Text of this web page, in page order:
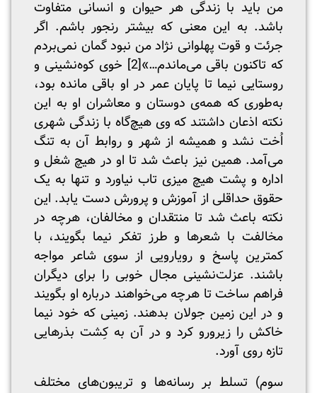
من باید با زندگی هر حیوان و انسانی متفاوت
باشد. به این معنی که بیشتر رنجور باشم. اگر
جرئت و قوت پهلوانی نژاد من نبود گمان نمی‌بردم
که تاکنون باقی می‌ماندم…»[2]
خوی کوه‌نشینی و
روستایی نیما تا پایان عمر در او باقی مانده بود،
به‌طوری که همه‌ی دوستان و معاشران او به این
نکته اذعان داشتند که وی هیچ‌گاه با زندگی شهری
اُخت نشد و همیشه از شهر و روابط آن به تنگ
می‌آمد. همین نیز باعث شد تا او در هیچ شغل و
اداره‌ و پشت هیچ میزی تاب نیاورد و تنها به یک
حقوق حداقلی از آموزش و پرورش دست یابد. این
نکته باعث شد تا منتقدان و مخالفان، هرچه در
مخالفت با شعرها و طرز تفکر نیما بگویند، با
کمترین پاسخ و رویارویی از سوی شاعر مواجه
باشند. عزلت‌نشینی مجال خوبی را برای دیگران
فراهم ساخت تا هرچه می‌خواهند درباره او بگویند
و در این زمین جولان بدهند. زمینی که خود نیما
خاکش را زیرورو کرد و در آن به کِشت بذرهایی
تازه روی آورد.
سوم) تسلط بر رسانه‌ها و تریبون‌های مختلف